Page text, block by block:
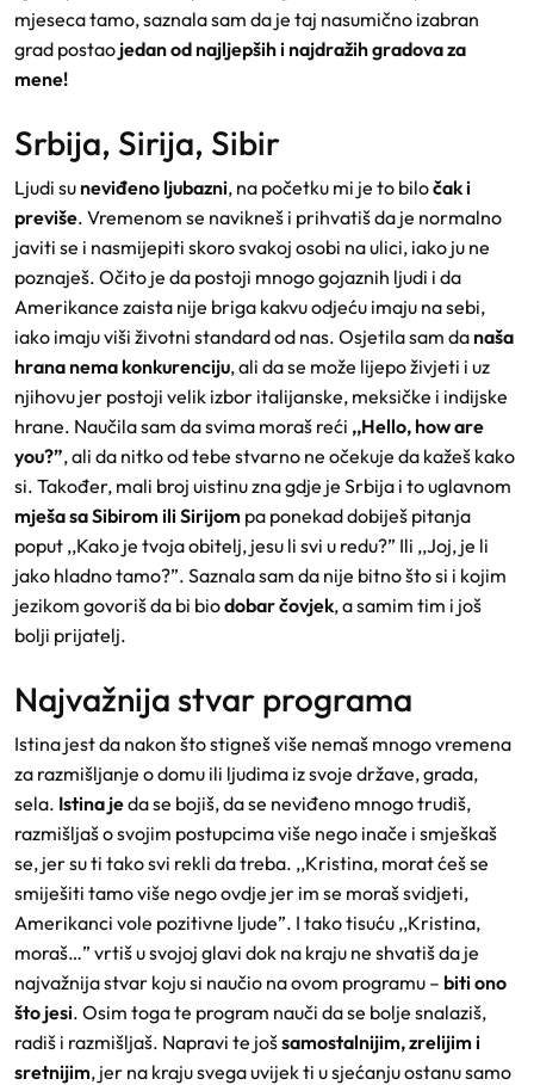
mjeseca tamo, saznala sam da je taj nasumično izabran
grad postao jedan od najljepših i najdražih gradova za
mene!
Srbija, Sirija, Sibir
Ljudi su neviđeno ljubazni, na početku mi je to biločak i
previše. Vremenom se navikneš i prihvatiš da je normalno
javiti se i nasmijepiti skoro svakoj osobi na ulici, iako ju ne
poznaješ. Očito je da postoji mnogo gojaznih ljudi i da
Amerikance zaista nije briga kakvu odjeću imaju na sebi,
iako imaju viši životni standard od nas. Osjetila sam da naša
hrana nema konkurenciju, ali da se može lijepo živjeti i uz
njihovu jer postoji velik izbor italijanske, meksičke i indijske
hrane. Naučila sam da svima moraš reći ,,Hello, how are
you?”, ali da nitko od tebe stvarno ne očekuje da kažeš kako
si. Također, mali broj uistinu zna gdje je Srbija i to uglavnom
mješa sa Sibirom ili Sirijom pa ponekad dobiješ pitanja
poput ,,Kako je tvoja obitelj, jesu li svi u redu?” Ili ,,Joj, je li
jako hladno tamo?”. Saznala sam da nije bitno što si i kojim
jezikom govoriš da bi biodobar čovjek, a samim tim i još
bolji prijatelj.
Najvažnija stvar programa
Istina jest da nakon što stigneš više nemaš mnogo vremena
za razmišljanje o domu ili ljudima iz svoje države, grada,
sela. Istina jeda se bojiš, da se neviđeno mnogo trudiš,
razmišljaš o svojim postupcima više nego inače i smješkaš
se, jer su ti tako svi rekli da treba. ,,Kristina, morat ćeš se
smiješiti tamo više nego ovdje jer im se moraš svidjeti,
Amerikanci vole pozitivne ljude”. I tako tisuću ,,Kristina,
moraš…” vrtiš u svojoj glavi dok na kraju ne shvatiš da je
najvažnija stvar koju si naučio na ovom programu – biti ono
što jesi. Osim toga te program nauči da se bolje snalaziš,
radiš i razmišljaš. Napravi te jošsamostalnijim, zrelijim i
sretnijim, jer na kraju svega uvijek ti u sjećanju ostanu samo